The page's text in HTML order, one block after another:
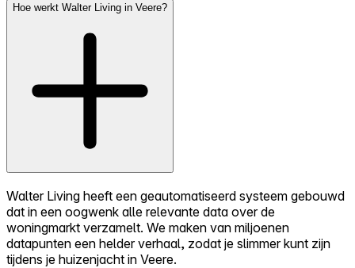
Hoe werkt Walter Living in Veere?
Walter Living heeft een geautomatiseerd systeem gebouwd
dat in een oogwenk alle relevante data over de
woningmarkt verzamelt. We maken van miljoenen
datapunten een helder verhaal, zodat je slimmer kunt zijn
tijdens je huizenjacht in Veere.